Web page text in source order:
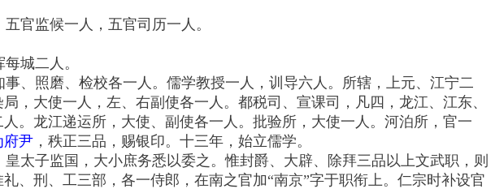
官监候一人，五官司历一人。
城二人。
、照磨、检校各一人。儒学教授一人，训导六人。所辖，上元、江宁二
，大使一人，左、右副使各一人。都税司、宣课司，凡四，龙江、江东、
。龙江递运所，大使、副使各一人。批验所，大使一人。河泊所，官一
府尹 ，秩正三品，赐银印。十三年，始立儒学。
太子监国，大小庶务悉以委之。惟封爵、大辟、除拜三品以上文武职，则
、刑、工三部，各一侍郎，在南之官加“南京”字于职衔上。仁宗时补设官